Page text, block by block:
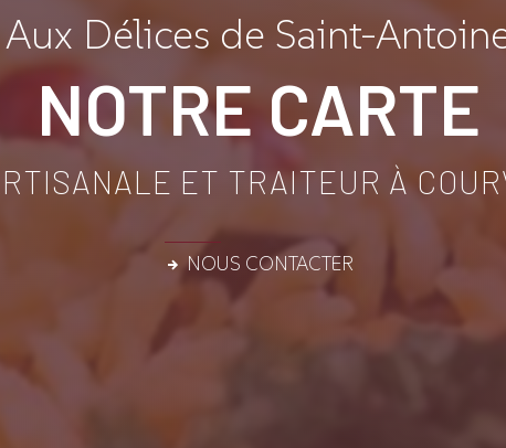
Aux Délices de Saint-
NOTRE CARTE
ET TRAITEUR À
NOUS CONTACTER